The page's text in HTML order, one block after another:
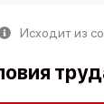
Исходит из